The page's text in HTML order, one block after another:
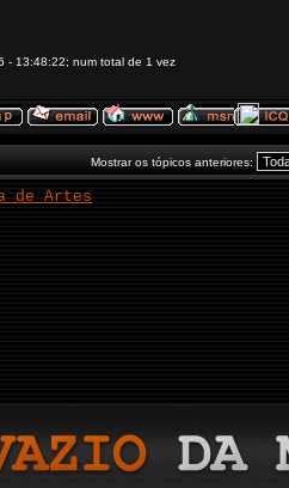
- 13:48:22; num total de 1 vez
Mostrar os tópicos anteriores:
de Artes